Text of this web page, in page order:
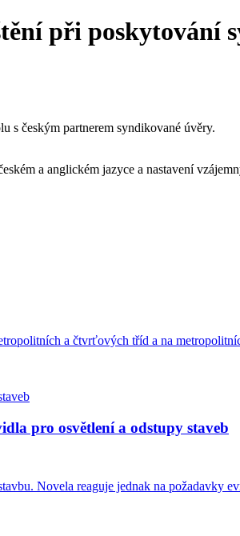
při poskytování
s českým partnerem syndikované úvěry.
a anglickém jazyce a nastavení
a čtvrťových tříd a na
pro osvětlení a odstupy staveb
Novela reaguje jednak na požadavky